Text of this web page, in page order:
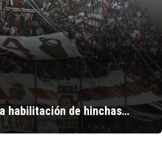
habilitación de hinchas…